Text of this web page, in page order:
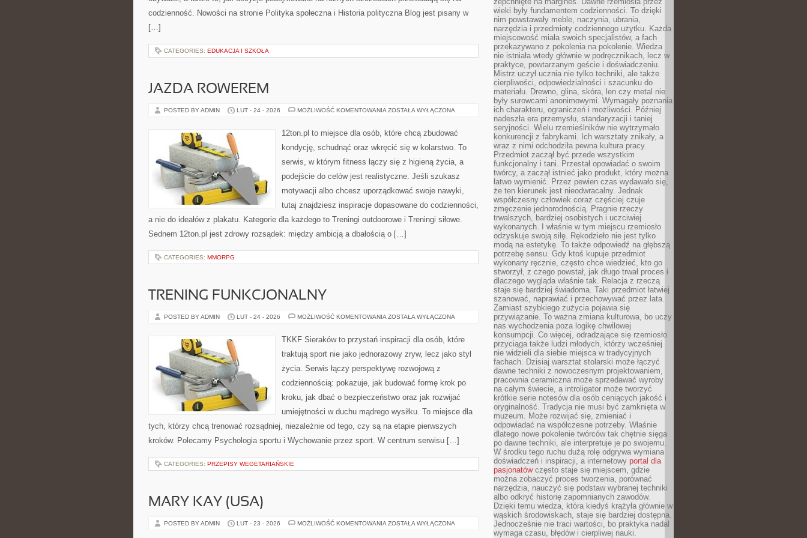
codzienność. Nowości na stronie Polityka społeczna i Historia polityczna Blog jest pisany w
[…]
CATEGORIES: EDUKACJA I SZKOŁA
JAZDA ROWEREM
POSTED BY ADMIN LUT - 24 - 2026 MOŻLIWOŚĆ KOMENTOWANIA JAZDA
ZOSTAŁA WYŁĄCZONA
12ton.pl to miejsce dla osób, które chcą zbudować
kondycję, schudnąć oraz wkręcić się w kolarstwo. To
serwis, w którym fitness łączy się z higieną życia, a
podejście do celów jest realistyczne. Jeśli szukasz
motywacji albo chcesz uporządkować swoje nawyki,
tutaj znajdziesz inspiracje dopasowane do codzienności,
a nie do ideałów z plakatu. Kategorie dla każdego to Treningi outdoorowe i Treningi siłowe.
Sednem 12ton.pl jest zdrowy rozsądek: między ambicją a dbałością o […]
CATEGORIES: MMORPG
TRENING FUNKCJONALNY
POSTED BY ADMIN LUT - 24 - 2026 MOŻLIWOŚĆ KOMENTOWANIA TRENING
ZOSTAŁA WYŁĄCZONA
TKKF Sieraków to przystań inspiracji dla osób, które
traktują sport nie jako jednorazowy zryw, lecz jako styl
życia. Serwis łączy perspektywę rozwojową z
codziennością: pokazuje, jak budować formę krok po
kroku, jak dbać o bezpieczeństwo oraz jak rozwijać
umiejętności w duchu mądrego wysiłku. To miejsce dla
tych, którzy chcą trenować rozsądniej, niezależnie od tego, czy są na etapie pierwszych
kroków. Polecamy Psychologia sportu i Wychowanie przez sport. W centrum serwisu […]
CATEGORIES: PRZEPISY WEGETARIAŃSKIE
MARY KAY (USA)
POSTED BY ADMIN LUT - 23 - 2026 MOŻLIWOŚĆ KOMENTOWANIA MARY
ZOSTAŁA WYŁĄCZONA
wieki były fundamentem codzienności. To dzięki
nim powstawały meble, naczynia, ubrania,
narzędzia i przedmioty codziennego użytku. Każda
miejscowość miała swoich specjalistów, a fach
przekazywano z pokolenia na pokolenie. Wiedza
nie istniała wtedy głównie w podręcznikach, lecz w
praktyce, powtarzanym geście i doświadczeniu.
Mistrz uczył ucznia nie tylko techniki, ale także
cierpliwości, odpowiedzialności i szacunku do
materiału. Drewno, glina, skóra, len czy metal nie
były surowcami anonimowymi. Wymagały poznania
ich charakteru, ograniczeń i możliwości. Później
nadeszła era przemysłu, standaryzacji i taniej
seryjności. Wielu rzemieślników nie wytrzymało
konkurencji z fabrykami. Ich warsztaty znikały, a
wraz z nimi odchodziła pewna kultura pracy.
Przedmiot zaczął być przede wszystkim
funkcjonalny i tani. Przestał opowiadać o swoim
twórcy, a zaczął istnieć jako produkt, który można
łatwo wymienić. Przez pewien czas wydawało się,
że ten kierunek jest nieodwracalny. Jednak
współczesny człowiek coraz częściej czuje
zmęczenie jednorodnością. Pragnie rzeczy
trwalszych, bardziej osobistych i uczciwiej
wykonanych. I właśnie w tym miejscu rzemiosło
odzyskuje swoją siłę. Rękodzieło nie jest tylko
modą na estetykę. To także odpowiedź na głębszą
potrzebę sensu. Gdy ktoś kupuje przedmiot
wykonany ręcznie, często chce wiedzieć, kto go
stworzył, z czego powstał, jak długo trwał proces i
dlaczego wygląda właśnie tak. Relacja z rzeczą
staje się bardziej świadoma. Taki przedmiot łatwiej
szanować, naprawiać i przechowywać przez lata.
Zamiast szybkiego zużycia pojawia się
przywiązanie. To ważna zmiana kulturowa, bo uczy
nas wychodzenia poza logikę chwilowej
konsumpcji. Co więcej, odradzające się rzemiosło
przyciąga także ludzi młodych, którzy wcześniej
nie widzieli dla siebie miejsca w tradycyjnych
fachach. Dzisiaj warsztat stolarski może łączyć
dawne techniki z nowoczesnym projektowaniem,
pracownia ceramiczna może sprzedawać wyroby
na całym świecie, a introligator może tworzyć
krótkie serie notesów dla osób ceniących jakość i
oryginalność. Tradycja nie musi być zamknięta w
muzeum. Może rozwijać się, zmieniać i
odpowiadać na współczesne potrzeby. Właśnie
dlatego nowe pokolenie twórców tak chętnie sięga
po dawne techniki, ale interpretuje je po swojemu.
W środku tego ruchu dużą rolę odgrywa wymiana
doświadczeń i inspiracji, a internetowy portal dla
pasjonatówczęsto staje się miejscem, gdzie
można zobaczyć proces tworzenia, porównać
narzędzia, nauczyć się podstaw wybranej techniki
albo odkryć historię zapomnianych zawodów.
Dzięki temu wiedza, która kiedyś krążyła głównie w
wąskich środowiskach, staje się bardziej dostępna.
Jednocześnie nie traci wartości, bo praktyka nadal
wymaga czasu, błędów i cierpliwej nauki.